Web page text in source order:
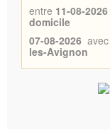
entre 11-08-2026
domicile
07-08-2026 avec
les-Avignon